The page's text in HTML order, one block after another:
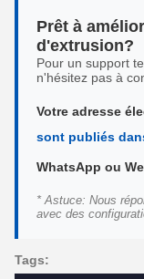
Prêt à
d'extrusion?
Pour un support
n'hésitez pas à
Votre adresse
sont publiés
WhatsApp ou
* Astuce: Nous
avec des
Tags: